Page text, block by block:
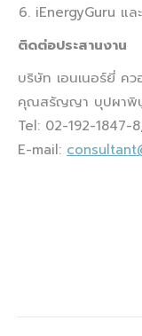
iEnergyGuru แ
ติดต่อประสานงาน
บริษัท เอนเนอร์ยี่ ค
คุณสรัญญา บุปผาพิ
Tel: 02-192-
E-mail: